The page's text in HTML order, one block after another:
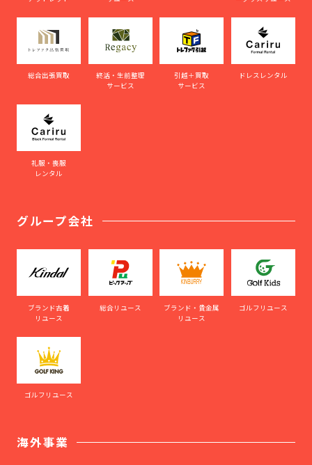
総合出張買取
終活・生前整理
サービス
引越＋買取
サービス
ドレスレンタル
礼服・喪服
レンタル
グループ会社
ブランド古着
リユース
総合リユース
ブランド・貴金属
リユース
ゴルフリユース
ゴルフリユース
海外事業